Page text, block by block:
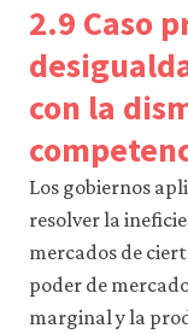
Para
que
sitio
web
funcione,
CORE
cookies
necesarias.
desactivarlas
2.9 Caso
con la
Los gobiernos
resolver la
mercados de
poder de
marginal y la